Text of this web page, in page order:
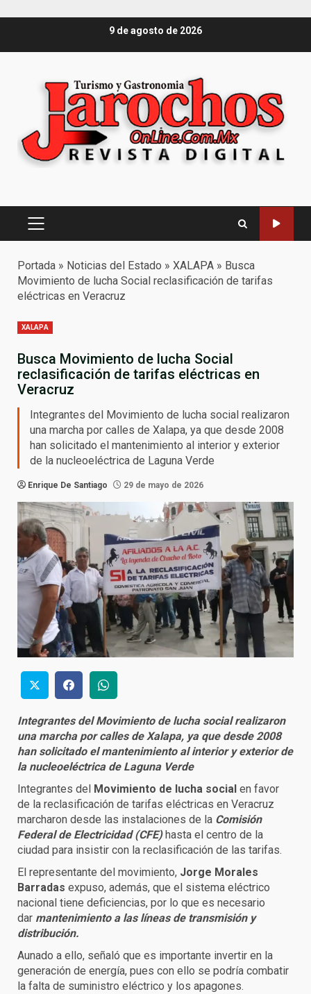
contenido
9 de agosto de 2026
Menú
principal
Portada » Noticias del Estado » XALAPA » Busca
Movimiento de lucha Social reclasificación de tarifas
eléctricas en Veracruz
XALAPA
Busca Movimiento de lucha Social
reclasificación de tarifas eléctricas en
Veracruz
Integrantes del Movimiento de lucha social realizaron
una marcha por calles de Xalapa, ya que desde 2008
han solicitado el mantenimiento al interior y exterior
de la nucleoeléctrica de Laguna Verde
Enrique De Santiago 29 de mayo de 2026
Integrantes del Movimiento de lucha social realizaron
una marcha por calles de Xalapa, ya que desde 2008
han solicitado el mantenimiento al interior y exterior de
la nucleoeléctrica de Laguna Verde
Integrantes del Movimiento de lucha social en favor
de la reclasificación de tarifas eléctricas en Veracruz
marcharon desde las instalaciones de la Comisión
Federal de Electricidad (CFE)hasta el centro de la
ciudad para insistir con la reclasificación de las tarifas.
El representante del movimiento, Jorge Morales
Barradas expuso, además, que el sistema eléctrico
nacional tiene deficiencias, por lo que es necesario
dar mantenimiento a las líneas de transmisión y
distribución.
Aunado a ello, señaló que es importante invertir en la
generación de energía, pues con ello se podría combatir
la falta de suministro eléctrico y los apagones.